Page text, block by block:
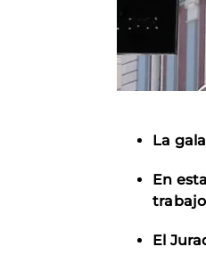
La
En
El